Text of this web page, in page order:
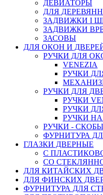
ДЕВИАТОРЫ
ДЛЯ
ЗАДВИЖКИ I
ЗАДВИЖКИ
ЗАСОВЫ
ДЛЯ ОКОН И
РУЧКИ ДЛЯ
VENEZIA
РУЧКИ
РУЧКИ ДЛЯ
РУЧКИ
РУЧКИ
РУЧКИ
РУЧКИ - СКОБЫ
ФУРНИТУРА
ГЛАЗКИ ДВЕРНЫЕ
С
СО
ДЛЯ КИТАЙСКИХ
ДЛЯ ФИНСКИХ
ФУРНИТУРА ДЛЯ